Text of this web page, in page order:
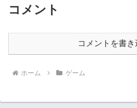
コメント
コメントを書き
ホーム ゲーム